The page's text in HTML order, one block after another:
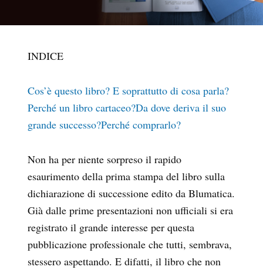
INDICE
Cos’è questo libro? E soprattutto di cosa parla?
Perché un libro cartaceo?Da dove deriva il suo
grande successo?Perché comprarlo?
Non ha per niente sorpreso il rapido
esaurimento della prima stampa del libro sulla
dichiarazione di successione edito da Blumatica.
Già dalle prime presentazioni non ufficiali si era
registrato il grande interesse per questa
pubblicazione professionale che tutti, sembrava,
stessero aspettando. E difatti, il libro che non